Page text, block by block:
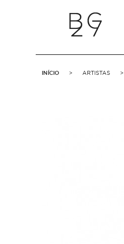
INÍCIO > ARTISTAS >